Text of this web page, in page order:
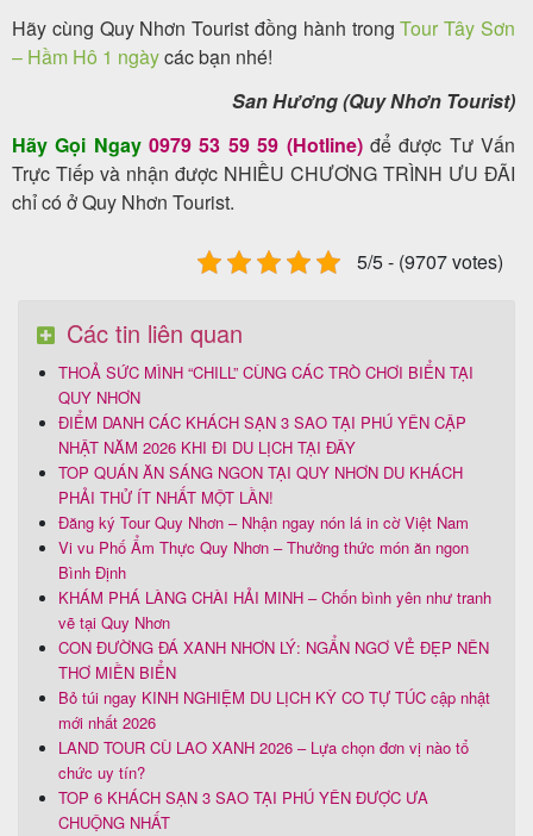
Hãy cùng Quy Nhơn Tourist đồng hành trongTour Tây Sơn
– Hầm Hô 1 ngàycác bạn nhé!
San Hương (Quy Nhơn Tourist)
Hãy Gọi Ngay 0979 53 59 59 (Hotline) để được Tư Vấn
Trực Tiếp và nhận được NHIỀU CHƯƠNG TRÌNH ƯU ĐÃI
chỉ có ở Quy Nhơn Tourist.
5/5 - (9707 votes)
Các tin liên quan
THOẢ SỨC MÌNH “CHILL” CÙNG CÁC TRÒ CHƠI BIỂN TẠI
QUY NHƠN
ĐIỂM DANH CÁC KHÁCH SẠN 3 SAO TẠI PHÚ YÊN CẬP
NHẬT NĂM 2026 KHI ĐI DU LỊCH TẠI ĐÂY
TOP QUÁN ĂN SÁNG NGON TẠI QUY NHƠN DU KHÁCH
PHẢI THỬ ÍT NHẤT MỘT LẦN!
Đăng ký Tour Quy Nhơn – Nhận ngay nón lá in cờ Việt Nam
Vi vu Phố Ẩm Thực Quy Nhơn – Thưởng thức món ăn ngon
Bình Định
KHÁM PHÁ LÀNG CHÀI HẢI MINH – Chốn bình yên như tranh
vẽ tại Quy Nhơn
CON ĐƯỜNG ĐÁ XANH NHƠN LÝ: NGẨN NGƠ VẺ ĐẸP NÊN
THƠ MIỀN BIỂN
Bỏ túi ngay KINH NGHIỆM DU LỊCH KỲ CO TỰ TÚC cập nhật
mới nhất 2026
LAND TOUR CÙ LAO XANH 2026 – Lựa chọn đơn vị nào tổ
chức uy tín?
TOP 6 KHÁCH SẠN 3 SAO TẠI PHÚ YÊN ĐƯỢC ƯA
CHUỘNG NHẤT